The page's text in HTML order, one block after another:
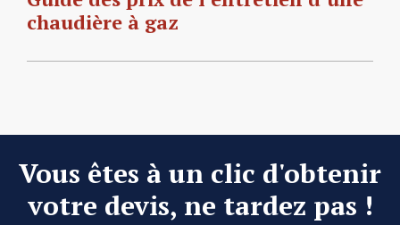
chaudière à gaz
Vous êtes à un clic d'obtenir
votre devis, ne tardez pas !